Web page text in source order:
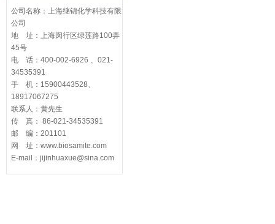
公司名称：上海继锦化学科技有限
公司
地 址：上海闵行区绿莲路100弄
45号
电 话：400-002-6926 、021-
34535391
手 机：15900443528、
18917067275
联系人：黄先生
传 真： 86-021-34535391
邮 编：201101
网 址：www.biosamite.com
E-mail：jijinhuaxue@sina.com